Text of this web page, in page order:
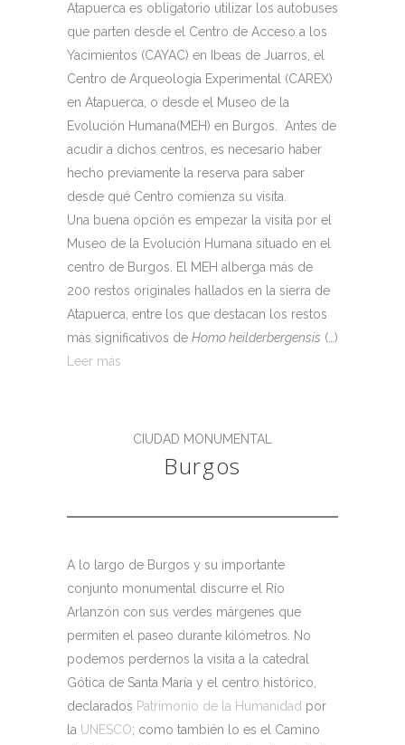
Atapuerca es obligatorio utilizar los autobuses
que parten desde el Centro de Acceso a los
Yacimientos (CAYAC) en Ibeas de Juarros, el
Centro de Arqueología Experimental (CAREX)
en Atapuerca, o desde el Museo de la
Evolución Humana(MEH) en Burgos. Antes de
acudir a dichos centros, es necesario haber
hecho previamente la reserva para saber
desde qué Centro comienza su visita.
Una buena opción es empezar la visita por el
Museo de la Evolución Humana situado en el
centro de Burgos. El MEH alberga más de
200 restos originales hallados en la sierra de
Atapuerca, entre los que destacan los restos
más significativos de Homo heilderbergensis (…)
Leer más
CIUDAD MONUMENTAL
Burgos
A lo largo de Burgos y su importante
conjunto monumental discurre el Río
Arlanzón con sus verdes márgenes que
permiten el paseo durante kilómetros. No
podemos perdernos la visita a la catedral
Gótica de Santa María y el centro histórico,
declarados Patrimonio de la Humanidad por
la UNESCO; como también lo es el Camino